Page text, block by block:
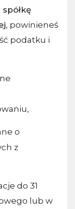
, powinieneś
podatku i
o
z
do 31
lub w